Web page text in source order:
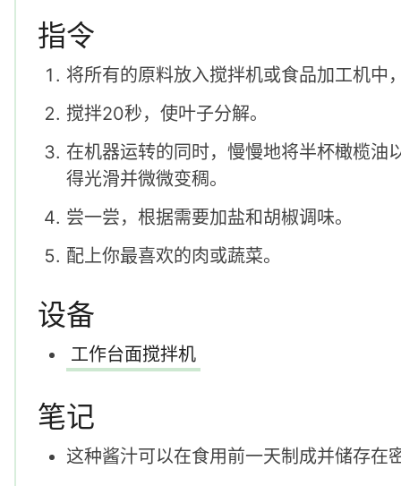
指令
将所有的原料放入搅拌机或食品加工机中
搅拌20秒，使叶子分解。
在机器运转的同时，慢慢地将半杯橄榄油
得光滑并微微变稠。
尝一尝，根据需要加盐和胡椒调味。
配上你最喜欢的肉或蔬菜。
设备
工作台面搅拌机
笔记
这种酱汁可以在食用前一天制成并储存在